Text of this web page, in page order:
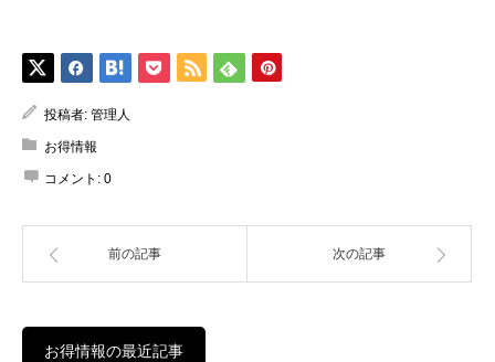
投稿者: 管理人
お得情報
コメント: 0
前の記事 次の記事
お得情報の最近記事